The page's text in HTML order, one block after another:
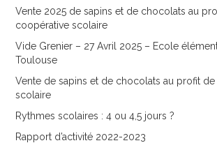
Vente 2025 de sapins et de chocolats au
coopérative scolaire
Vide Grenier – 27 Avril 2025 – Ecole
Toulouse
Vente de sapins et de chocolats au profit
scolaire
Rythmes scolaires : 4 ou 4,5 jours ?
Rapport d’activité 2022-2023